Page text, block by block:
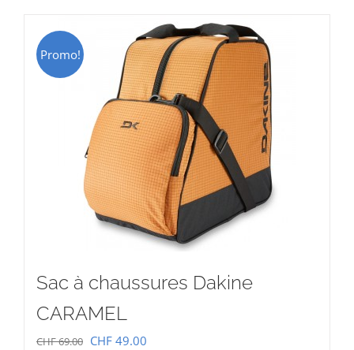
Promo!
Sac à chaussures Dakine
CARAMEL
CHF69.00 Le
CHF 49.00